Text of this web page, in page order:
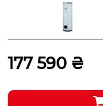
177 590 ₴